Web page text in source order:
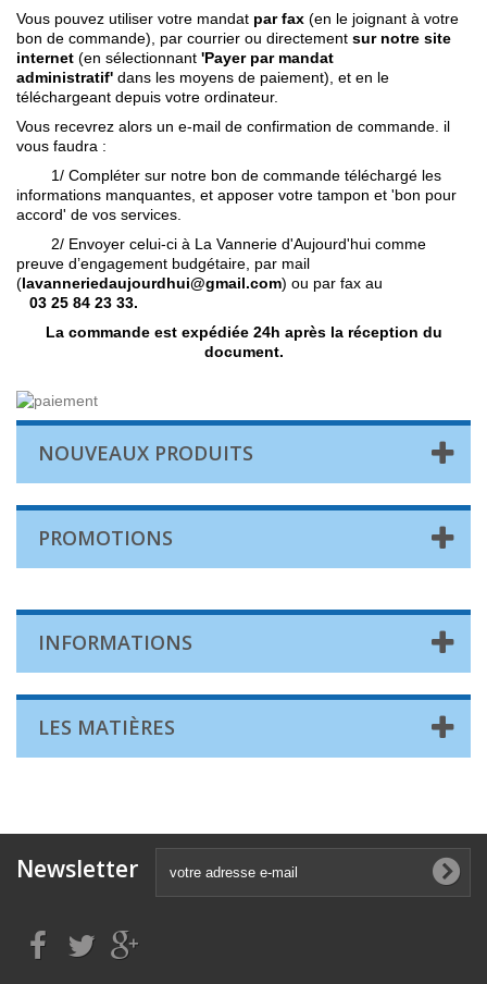
Vous pouvez utiliser votre mandat par fax (en le joignant à votre
bon de commande), par courrier ou directement sur notre site
internet (en sélectionnant 'Payer par mandat
administratif' dans les moyens de paiement), et en le
téléchargeant depuis votre ordinateur.
Vous recevrez alors un e-mail de confirmation de commande. il
vous faudra :
1/ Compléter sur notre bon de commande téléchargé les
informations manquantes, et apposer votre tampon et 'bon pour
accord' de vos services.
2/ Envoyer celui-ci à La Vannerie d'Aujourd'hui comme
preuve d’engagement budgétaire, par mail
(lavanneriedaujourdhui@gmail.com) ou par fax au
03 25 84 23 33.
La commande est expédiée 24h après la réception du
document.
NOUVEAUX PRODUITS
PROMOTIONS
INFORMATIONS
LES MATIÈRES
Newsletter